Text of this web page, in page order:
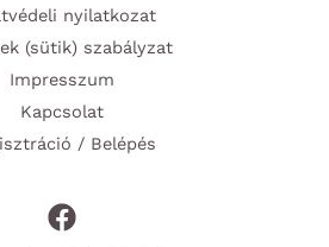
nyilatkozat
(sütik) szabályzat
Impresszum
Kapcsolat
/ Belépés